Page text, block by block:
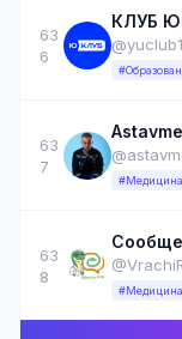
63
6
КЛУБ
@yuclub1
63
7
#Медицина
63
8
#Медицина